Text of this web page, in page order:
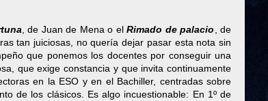
, de Juan de Mena o elRimado de palacio , de
tan juiciosas, no quería dejar pasar esta nota sin
que ponemos los docentes por conseguir una
que exige constancia y que invita continuamente
en la ESO y en el Bachiller, centradas sobre
de los clásicos. Es algo incuestionable: En 1º de